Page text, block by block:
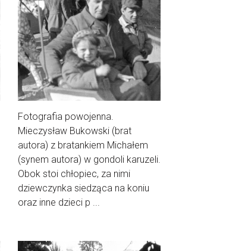
Fotografia powojenna.
Mieczysław Bukowski (brat
autora) z bratankiem Michałem
(synem autora) w gondoli karuzeli.
Obok stoi chłopiec, za nimi
dziewczynka siedząca na koniu
oraz inne dzieci p ...